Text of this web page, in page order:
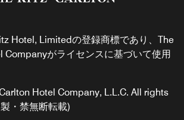
Hotel, Limitedの登録商標であり、The
Companyがライセンスに基づいて使用
Hotel Company, L.L.C. All rights
・禁無断転載)